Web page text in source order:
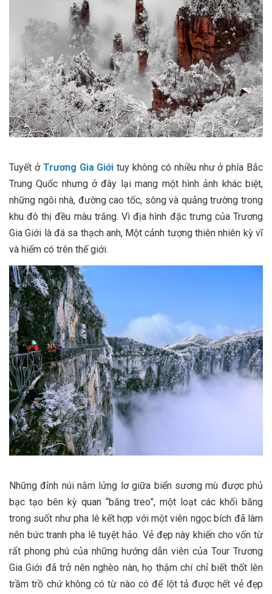
Tuyết ở Trương Gia Giới tuy không có nhiều như ở phía Bắc
Trung Quốc nhưng ở đây lại mang một hình ảnh khác biệt,
những ngôi nhà, đường cao tốc, sông và quảng trường trong
khu đô thị đều màu trắng. Vì địa hình đặc trưng của Trương
Gia Giới là đá sa thạch anh, Một cảnh tượng thiên nhiên kỳ vĩ
và hiếm có trên thế giới.
Những đỉnh núi nằm lửng lơ giữa biển sương mù được phủ
bạc tạo bên kỳ quan “băng treo”, một loạt các khối băng
trong suốt như pha lê kết hợp với một viên ngọc bích đã làm
nên bức tranh pha lê tuyệt hảo. Vẻ đẹp này khiến cho vốn từ
rất phong phú của những hướng dẫn viên của Tour Trương
Gia Giới đã trở nên nghèo nàn, họ thậm chí chỉ biết thốt lên
trầm trồ chứ không có từ nào có để lột tả được hết vẻ đẹp